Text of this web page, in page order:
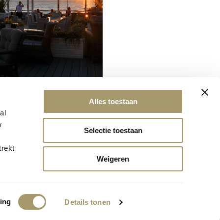
Details tonen
Alles toestaan
Selectie toestaan
Weigeren